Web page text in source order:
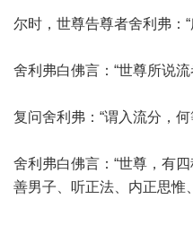
尔时，世尊告尊者舍利弗：
舍利弗白佛言：“世尊所说
复问舍利弗：“谓入流分，
舍利弗白佛言：“世尊，有
善男子、听正法、内正思惟